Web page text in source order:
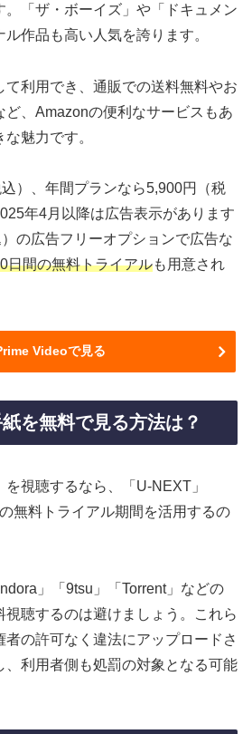
。「ザ・ボーイズ」や「ドキュメン
作品も高い人気を誇ります。
て利用でき、通販での送料無料やお
ど、Amazonの便利なサービスもあ
魅力です。
）、年間プランなら5,900円（税
年4月以降は広告表示があります
の広告フリーオプションで広告な
日間の無料トライアルも用意され
Videoで見る
を無料で見る方法は？
を視聴するなら、「U-NEXT」
無料トライアル期間を活用するの
」「9tsu」「Torrent」などの
聴するのは避けましょう。これら
の許可なく違法にアップロードさ
、利用者側も処罰の対象となる可能